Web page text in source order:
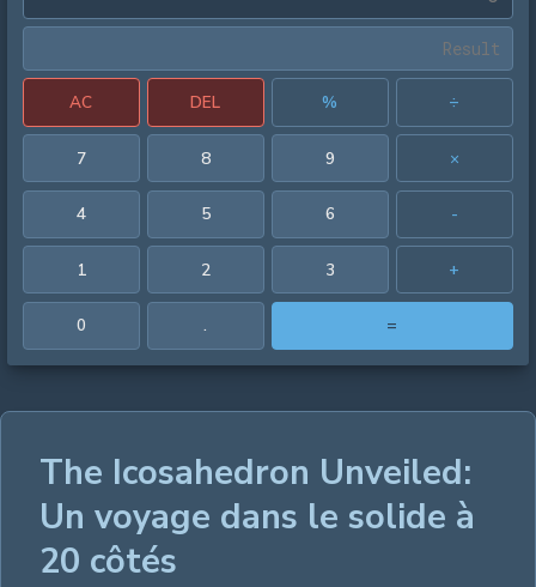
AC DEL % ÷
7 8 9 ×
4 5 6 -
1 2 3 +
0 . =
The Icosahedron Unveiled:
Un voyage dans le solide à
20 côtés